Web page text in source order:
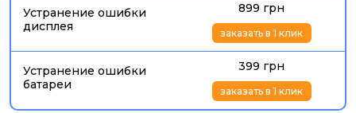
Устранение ошибки
дисплея
899 грн
заказать в 1 клик
Устранение ошибки
батареи
399 грн
заказать в 1 клик